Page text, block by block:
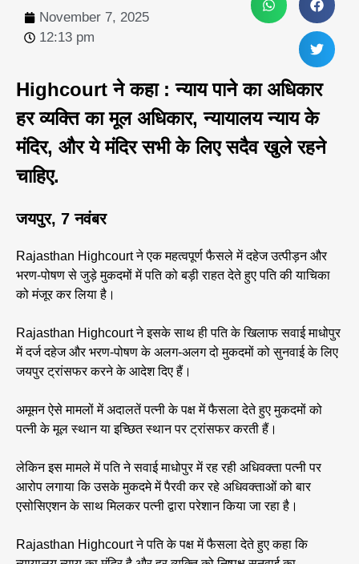
November 7, 2025
12:13 pm
Highcourt ने कहा : न्याय पाने का अधिकार
हर व्यक्ति का मूल अधिकार, न्यायालय न्याय के
मंदिर, और ये मंदिर सभी के लिए सदैव खुले रहने
चाहिए.
जयपुर, 7 नवंबर
Rajasthan Highcourt ने एक महत्वपूर्ण फैसले में दहेज उत्पीड़न और
भरण-पोषण से जुड़े मुकदमों में पति को बड़ी राहत देते हुए पति की याचिका
को मंजूर कर लिया है।
Rajasthan Highcourt ने इसके साथ ही पति के खिलाफ सवाई माधोपुर
में दर्ज दहेज और भरण-पोषण के अलग-अलग दो मुकदमों को सुनवाई के लिए
जयपुर ट्रांसफर करने के आदेश दिए हैं।
अमूमन ऐसे मामलों में अदालतें पत्नी के पक्ष में फैसला देते हुए मुकदमों को
पत्नी के मूल स्थान या इच्छित स्थान पर ट्रांसफर करती हैं।
लेकिन इस मामले में पति ने सवाई माधोपुर में रह रही अधिवक्ता पत्नी पर
आरोप लगाया कि उसके मुकदमे में पैरवी कर रहे अधिवक्ताओं को बार
एसोसिएशन के साथ मिलकर पत्नी द्वारा परेशान किया जा रहा है।
Rajasthan Highcourt ने पति के पक्ष में फैसला देते हुए कहा कि